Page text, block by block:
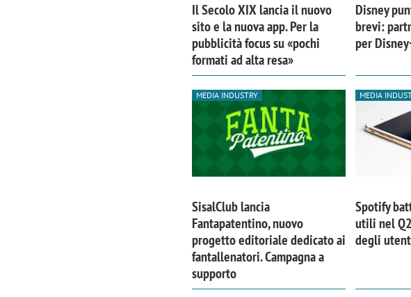
Il Secolo XIX lancia il nuovo
sito e la nuova app. Per la
pubblicità focus su «pochi
formati ad alta resa»
Disney
brevi:
per
MEDIA INDUSTRY
SisalClub lancia
Fantapatentino, nuovo
progetto editoriale dedicato ai
fantallenatori. Campagna a
supporto
MEDIA
Spotify
utili nel
degli
comunicazione crea un brand food:
«Marketing e prodotto devono
Emanuele Viora di Deloitte
«La creatività resta centrale,
amplificare il talento»